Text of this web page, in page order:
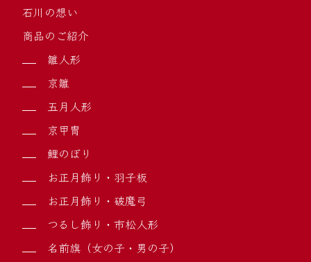
石川の想い
商品のご紹介
雛人形
京雛
五月人形
京甲冑
鯉のぼり
お正月飾り・羽子板
お正月飾り・破魔弓
つるし飾り・市松人形
名前旗（女の子・男の子）